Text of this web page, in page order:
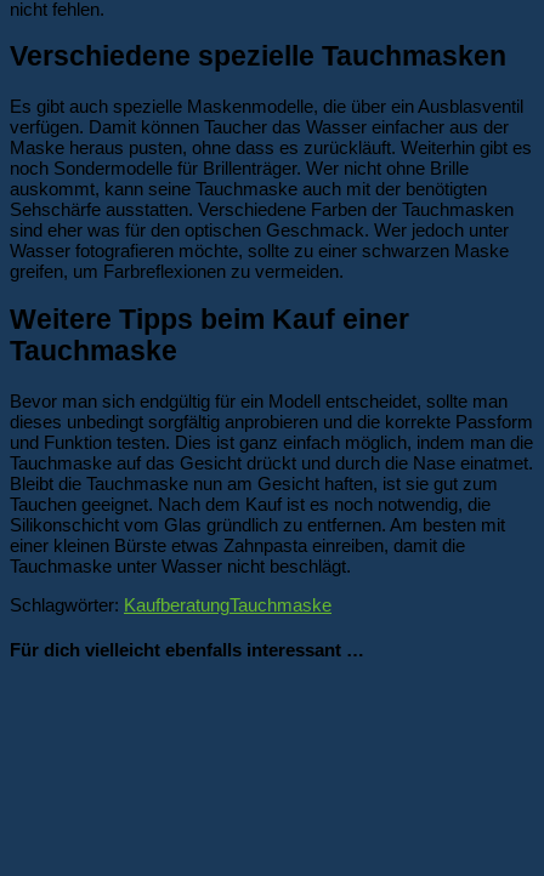
nicht fehlen.
Verschiedene spezielle Tauchmasken
Es gibt auch spezielle Maskenmodelle, die über ein Ausblasventil
verfügen. Damit können Taucher das Wasser einfacher aus der
Maske heraus pusten, ohne dass es zurückläuft. Weiterhin gibt es
noch Sondermodelle für Brillenträger. Wer nicht ohne Brille
auskommt, kann seine Tauchmaske auch mit der benötigten
Sehschärfe ausstatten. Verschiedene Farben der Tauchmasken
sind eher was für den optischen Geschmack. Wer jedoch unter
Wasser fotografieren möchte, sollte zu einer schwarzen Maske
greifen, um Farbreflexionen zu vermeiden.
Weitere Tipps beim Kauf einer
Tauchmaske
Bevor man sich endgültig für ein Modell entscheidet, sollte man
dieses unbedingt sorgfältig anprobieren und die korrekte Passform
und Funktion testen. Dies ist ganz einfach möglich, indem man die
Tauchmaske auf das Gesicht drückt und durch die Nase einatmet.
Bleibt die Tauchmaske nun am Gesicht haften, ist sie gut zum
Tauchen geeignet. Nach dem Kauf ist es noch notwendig, die
Silikonschicht vom Glas gründlich zu entfernen. Am besten mit
einer kleinen Bürste etwas Zahnpasta einreiben, damit die
Tauchmaske unter Wasser nicht beschlägt.
Schlagwörter: KaufberatungTauchmaske
Für dich vielleicht ebenfalls interessant …